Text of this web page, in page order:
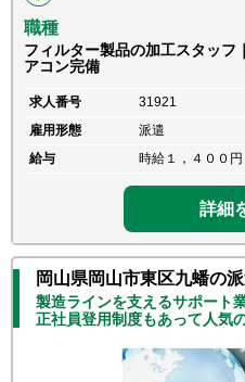
職種
フィルター製品の加工スタッフ
アコン完備
求人番号
31921
雇用形態
派遣
給与
時給１，４００
詳細
岡山県岡山市東区九蟠の
製造ラインを支えるサポート
正社員登用制度もあって人気